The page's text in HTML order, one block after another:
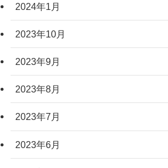
2024年1月
2023年10月
2023年9月
2023年8月
2023年7月
2023年6月